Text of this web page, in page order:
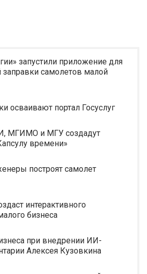
запустили приложение для
заправки самолетов малой
осваивают портал Госуслуг
МГИМО и МГУ создадут
времени»
построят самолет
интерактивного
бизнеса
при внедрении ИИ-
Алексея Кузовкина